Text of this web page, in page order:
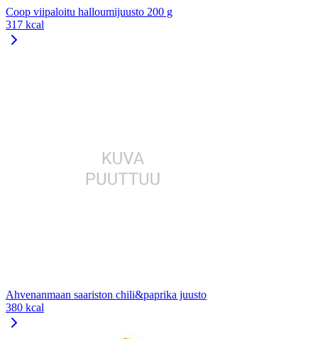
Coop viipaloitu halloumijuusto 200 g
317 kcal
Ahvenanmaan saariston chili&paprika juusto
380 kcal